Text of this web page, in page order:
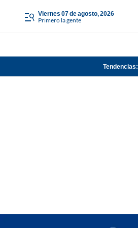
viernes 07 de agosto, 2026
Primero la gente
Tendencias: